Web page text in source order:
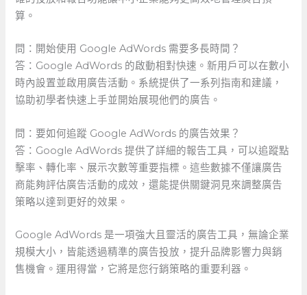
算。
問：開始使用 Google AdWords 需要多長時間？
答：Google AdWords 的啟動相對快速。新用戶可以在數小
時內設置並啟用廣告活動。系統提供了一系列指南和建議，
協助初學者快速上手並開始展現他們的廣告。
問：要如何追蹤 ⁤Google AdWords 的廣告效果？
答：Google​ AdWords 提供了詳細的報告工具，可以追蹤點
擊率、轉化率、展示次數等重要指標。這些數據不僅讓廣告
商能夠評估廣告活動的成效，還能提供關鍵洞見來調整廣告
策略以達到更好的效果。
Google AdWords​ 是一項強大且靈活的廣告工具，無論企業
規模大小，皆能透過精準的廣告投放，提升品牌影響力與銷
售機會。運用得當，它將是您行銷策略的重要利器。